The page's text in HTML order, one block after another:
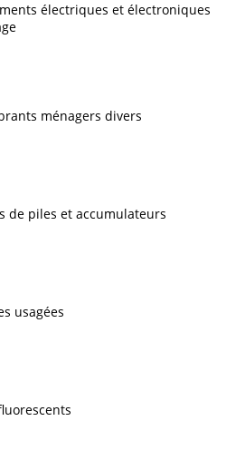
électriques et électroniques
ménagers divers
de piles et accumulateurs
usagées